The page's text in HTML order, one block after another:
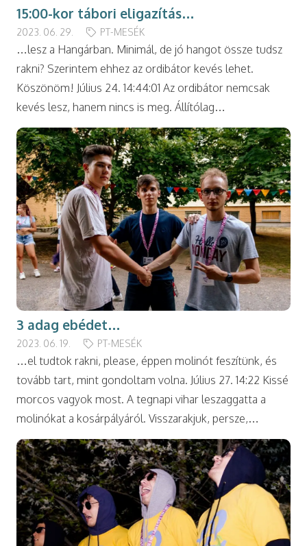
15:00-kor tábori eligazítás…
2023. 06. 29. PT-MESÉK
…lesz a Hangárban. Minimál, de jó hangot össze tudsz
rakni? Szerintem ehhez az ordibátor kevés lehet.
Köszönöm! Július 24. 14:44:01 Az ordibátor nemcsak
kevés lesz, hanem nincs is meg. Állítólag…
3 adag ebédet…
2023. 06. 19. PT-MESÉK
…el tudtok rakni, please, éppen molinót feszítünk, és
tovább tart, mint gondoltam volna. Július 27. 14:22 Kissé
morcos vagyok most. A tegnapi vihar leszaggatta a
molinókat a kosárpályáról. Visszarakjuk, persze,…